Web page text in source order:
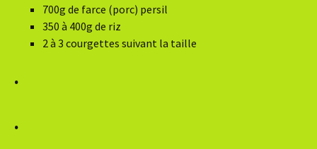
700g de farce (porc) persil
350 à 400g de riz
2 à 3 courgettes suivant la taille
·
·